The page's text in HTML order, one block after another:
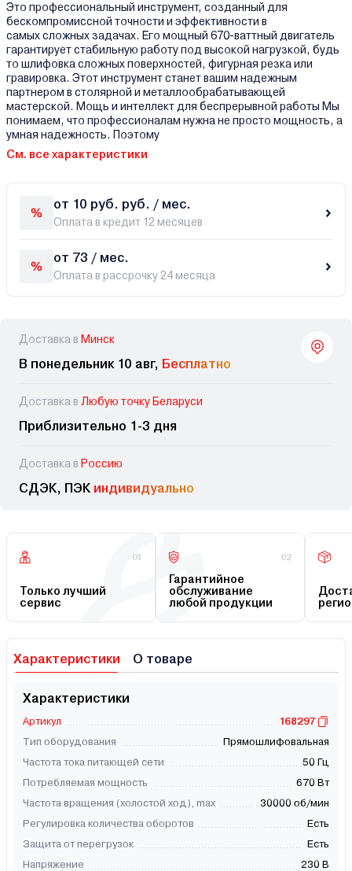
Это профессиональный инструмент, созданный для
бескомпромиссной точности и эффективности в
самых сложных задачах. Его мощный 670-ваттный двигатель
гарантирует стабильную работу под высокой нагрузкой, будь
то шлифовка сложных поверхностей, фигурная резка или
гравировка. Этот инструмент станет вашим надежным
партнером в столярной и металлообрабатывающей
мастерской. Мощь и интеллект для беспрерывной работы Мы
понимаем, что профессионалам нужна не просто мощность, а
умная надежность. Поэтому
См. все характеристики
от 10 руб. руб. / мес.
Оплата в кредит 12 месяцев
от 73 / мес.
Оплата в рассрочку 24 месяца
Доставка в Минск
В понедельник 10 авг, Бесплатно
Доставка в Любую точку Беларуси
Приблизительно 1-3 дня
Доставка в Россию
СДЭК, ПЭК индивидуально
01
Только лучший
сервис
02
Гарантийное
обслуживание
любой продукции
Характеристики О товаре
Характеристики
Артикул
168297
Тип оборудования
Прямошлифовальная
Частота тока питающей сети
50 Гц
Потребляемая мощность
670 Вт
Частота вращения (холостой ход), max
30000 об/мин
Регулировка количества оборотов
Есть
Защита от перегрузок
Есть
Напряжение
230 В